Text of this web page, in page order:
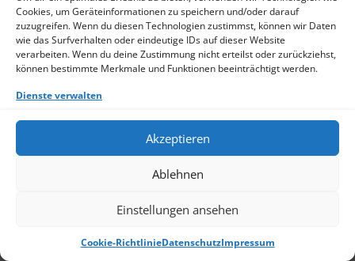
Cookies, um Geräteinformationen zu speichern und/oder darauf
zuzugreifen. Wenn du diesen Technologien zustimmst, können wir Daten
wie das Surfverhalten oder eindeutige IDs auf dieser Website
verarbeiten. Wenn du deine Zustimmung nicht erteilst oder zurückziehst,
können bestimmte Merkmale und Funktionen beeinträchtigt werden.
Dienste verwalten
Akzeptieren
Ablehnen
Einstellungen ansehen
Cookie-RichtlinieDatenschutzImpressum
26.11.2025
GWP freut sich über Neuzuwachs: Die SKion Water GmbH
bereichert das Netzwerk als Technologie- und
Lösungsanbieter sowie Anlagenbauer im Bereich
› Weiterlesen